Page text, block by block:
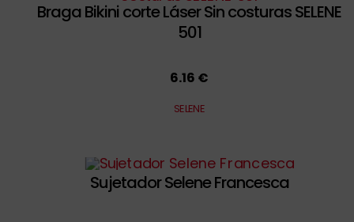
Braga Bikini corte Láser Sin costuras SELENE
501
6.16 €
SELENE
Sujetador Selene Francesca